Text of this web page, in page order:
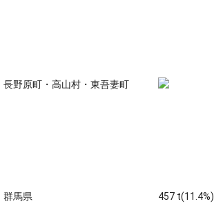
長野原町・高山村・東吾妻町
群馬県 457 t(11.4%)